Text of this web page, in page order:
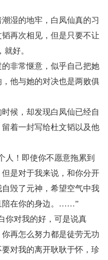
湿的地牢，白凤仙真的习
再次相见，但是只要不让
好。
非常惬意，似乎自己把她
他与她的对决也是两败俱
候，却发现白凤仙已经自
着一封写给杜文韬以及他
！即使你不愿意拖累到
是对于我来说，和你分开
毁了元神，希望空气中我
陪在你的身边。……”
对我的好，可是说真
再怎么努力都是徒劳无功
对我的离开耿耿于怀，珍